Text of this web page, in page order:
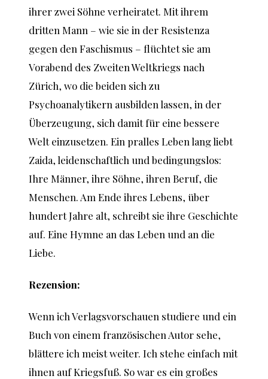
ihrer zwei Söhne verheiratet. Mit ihrem
dritten Mann – wie sie in der Resistenza
gegen den Faschismus – flüchtet sie am
Vorabend des Zweiten Weltkriegs nach
Zürich, wo die beiden sich zu
Psychoanalytikern ausbilden lassen, in der
Überzeugung, sich damit für eine bessere
Welt einzusetzen. Ein pralles Leben lang liebt
Zaida, leidenschaftlich und bedingungslos:
Ihre Männer, ihre Söhne, ihren Beruf, die
Menschen. Am Ende ihres Lebens, über
hundert Jahre alt, schreibt sie ihre Geschichte
auf. Eine Hymne an das Leben und an die
Liebe.
Rezension:
Wenn ich Verlagsvorschauen studiere und ein
Buch von einem französischen Autor sehe,
blättere ich meist weiter. Ich stehe einfach mit
ihnen auf Kriegsfuß. So war es ein großes